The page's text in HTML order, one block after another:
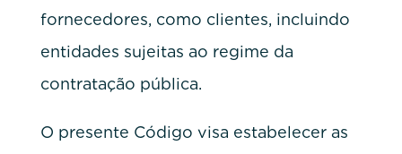
fornecedores, como clientes, incluindo
entidades sujeitas ao regime da
contratação pública.
O presente Código visa estabelecer as